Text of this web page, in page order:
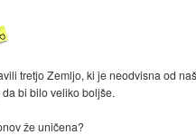
tretjo Zemljo, ki je neodvisna od
bi bilo veliko boljše.
že uničena?